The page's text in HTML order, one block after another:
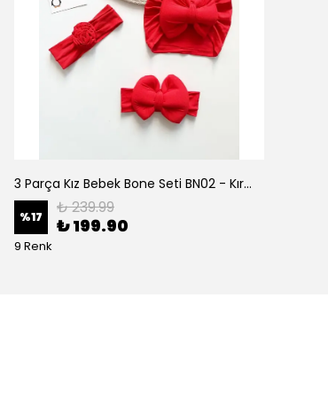
3 Parça Kız Bebek Bone Seti BN02 - Kırmızı
%17 ₺ 239.99
₺ 199.90
9 Renk